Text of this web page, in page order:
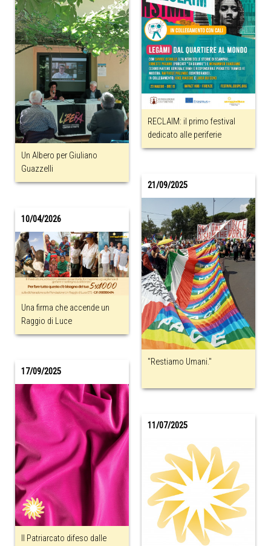
Un Albero per Giuliano
Guazzelli
RECLAIM: il primo festival
dedicato alle periferie
10/04/2026
Una firma che accende un
Raggio di Luce
21/09/2025
"Restiamo Umani."
17/09/2025
Il Patriarcato difeso dalle
11/07/2025